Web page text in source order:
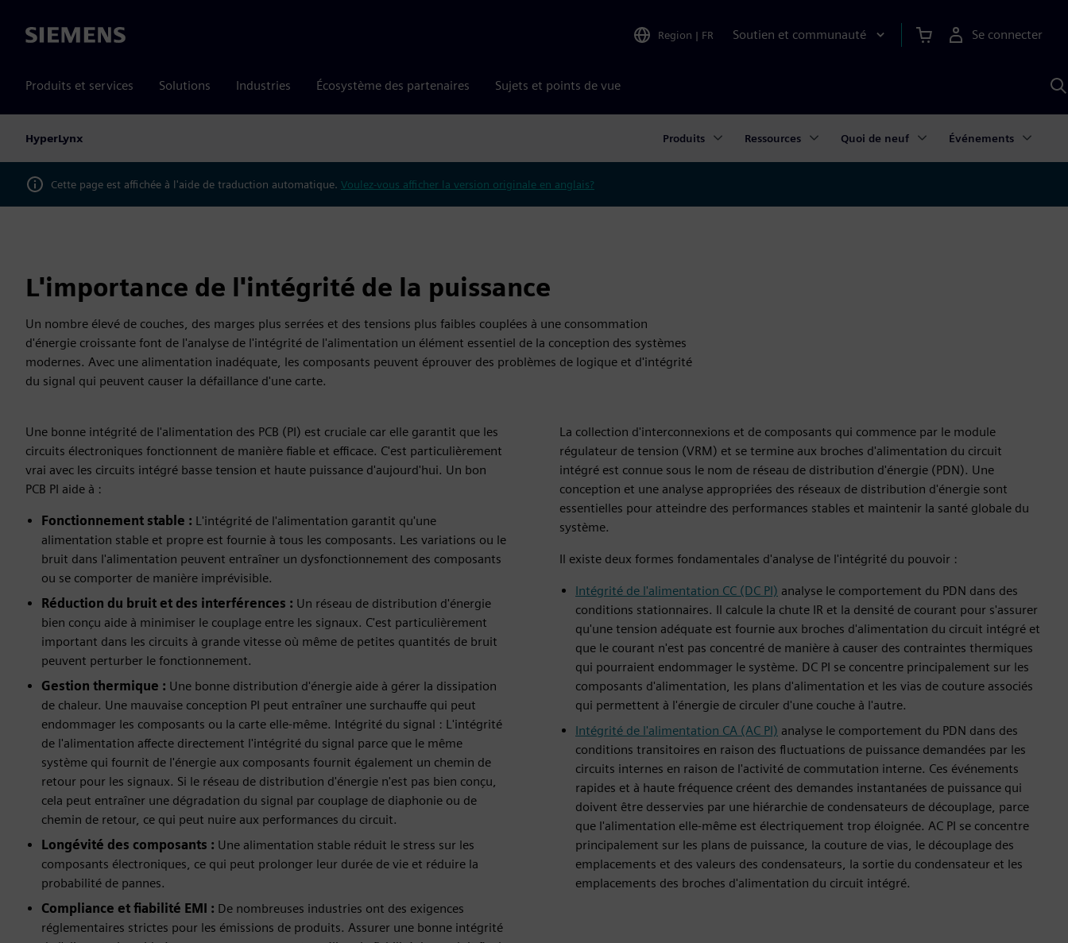
Siemens Region | FR Soutien et communauté Se connecter
Produits et services Solutions Industries Écosystème des partenaires Sujets et points de vue
HyperLynx Produits Ressources Quoi de neuf Événements
Cette page est affichée à l'aide de traduction automatique. Voulez-vous afficher la version originale en anglais?
L'importance de l'intégrité de la puissance
Un nombre élevé de couches, des marges plus serrées et des tensions plus faibles couplées à une consommation
d'énergie croissante font de l'analyse de l'intégrité de l'alimentation un élément essentiel de la conception des systèmes
modernes. Avec une alimentation inadéquate, les composants peuvent éprouver des problèmes de logique et d'intégrité
du signal qui peuvent causer la défaillance d'une carte.
Une bonne intégrité de l'alimentation des PCB (PI) est cruciale car elle garantit que les
circuits électroniques fonctionnent de manière fiable et efficace. C'est particulièrement
vrai avec les circuits intégré basse tension et haute puissance d'aujourd'hui. Un bon
PCB PI aide à :
Fonctionnement stable : L'intégrité de l'alimentation garantit qu'une
alimentation stable et propre est fournie à tous les composants. Les variations ou le
bruit dans l'alimentation peuvent entraîner un dysfonctionnement des composants
ou se comporter de manière imprévisible.
Réduction du bruit et des interférences : Un réseau de distribution d'énergie
bien conçu aide à minimiser le couplage entre les signaux. C'est particulièrement
important dans les circuits à grande vitesse où même de petites quantités de bruit
peuvent perturber le fonctionnement.
Gestion thermique : Une bonne distribution d'énergie aide à gérer la dissipation
de chaleur. Une mauvaise conception PI peut entraîner une surchauffe qui peut
endommager les composants ou la carte elle-même. Intégrité du signal : L'intégrité
de l'alimentation affecte directement l'intégrité du signal parce que le même
système qui fournit de l'énergie aux composants fournit également un chemin de
retour pour les signaux. Si le réseau de distribution d'énergie n'est pas bien conçu,
cela peut entraîner une dégradation du signal par couplage de diaphonie ou de
chemin de retour, ce qui peut nuire aux performances du circuit.
Longévité des composants : Une alimentation stable réduit le stress sur les
composants électroniques, ce qui peut prolonger leur durée de vie et réduire la
probabilité de pannes.
Compliance et fiabilité EMI : De nombreuses industries ont des exigences
réglementaires strictes pour les émissions de produits. Assurer une bonne intégrité
La collection d'interconnexions et de composants qui commence par le module
régulateur de tension (VRM) et se termine aux broches d'alimentation du circuit
intégré est connue sous le nom de réseau de distribution d'énergie (PDN). Une
conception et une analyse appropriées des réseaux de distribution d'énergie sont
essentielles pour atteindre des performances stables et maintenir la santé globale du
système.
Il existe deux formes fondamentales d'analyse de l'intégrité du pouvoir :
Intégrité de l'alimentation CC (DC PI) analyse le comportement du PDN dans des
conditions stationnaires. Il calcule la chute IR et la densité de courant pour s'assurer
qu'une tension adéquate est fournie aux broches d'alimentation du circuit intégré et
que le courant n'est pas concentré de manière à causer des contraintes thermiques
qui pourraient endommager le système. DC PI se concentre principalement sur les
composants d'alimentation, les plans d'alimentation et les vias de couture associés
qui permettent à l'énergie de circuler d'une couche à l'autre.
Intégrité de l'alimentation CA (AC PI) analyse le comportement du PDN dans des
conditions transitoires en raison des fluctuations de puissance demandées par les
circuits internes en raison de l'activité de commutation interne. Ces événements
rapides et à haute fréquence créent des demandes instantanées de puissance qui
doivent être desservies par une hiérarchie de condensateurs de découplage, parce
que l'alimentation elle-même est électriquement trop éloignée. AC PI se concentre
principalement sur les plans de puissance, la couture de vias, le découplage des
emplacements et des valeurs des condensateurs, la sortie du condensateur et les
emplacements des broches d'alimentation du circuit intégré.